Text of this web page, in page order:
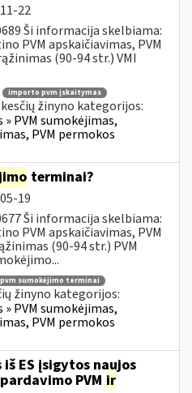
22
Ši informacija skelbiama:
PVM apskaičiavimas, PVM
(90-94 str.) VMI
importo pvm įskaitymas
žinyno kategorijos:
PVM sumokėjimas,
PVM permokos
terminai?
19
Ši informacija skelbiama:
PVM apskaičiavimas, PVM
(90-94 str.) PVM
pvm sumokėjimo terminai
žinyno kategorijos:
PVM sumokėjimas,
PVM permokos
ES įsigytos naujos
PVM ir